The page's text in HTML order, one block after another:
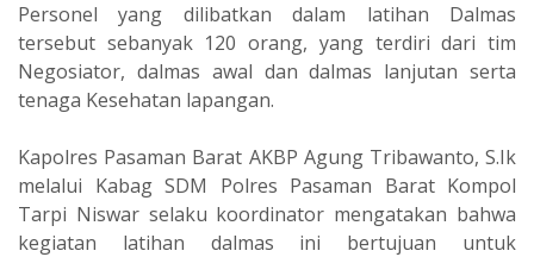
Personel yang dilibatkan dalam latihan Dalmas
tersebut sebanyak 120 orang, yang terdiri dari tim
Negosiator, dalmas awal dan dalmas lanjutan serta
tenaga Kesehatan lapangan.
Kapolres Pasaman Barat AKBP Agung Tribawanto, S.Ik
melalui Kabag SDM Polres Pasaman Barat Kompol
Tarpi Niswar selaku koordinator mengatakan bahwa
kegiatan latihan dalmas ini bertujuan untuk